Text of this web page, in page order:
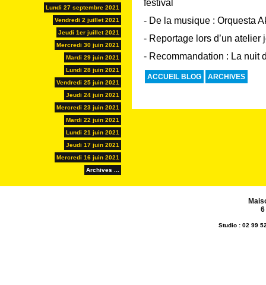
Lundi 27 septembre 2021
Vendredi 2 juillet 2021
Jeudi 1er juillet 2021
Mercredi 30 juin 2021
Mardi 29 juin 2021
Lundi 28 juin 2021
Vendredi 25 juin 2021
Jeudi 24 juin 2021
Mercredi 23 juin 2021
Mardi 22 juin 2021
Lundi 21 juin 2021
Jeudi 17 juin 2021
Mercredi 16 juin 2021
Archives ...
festival
- De la musique : Orquesta
- Reportage lors d’un
- Recommandation : La nuit
ACCUEIL BLOG ARCHIVES
Studio : 02 99